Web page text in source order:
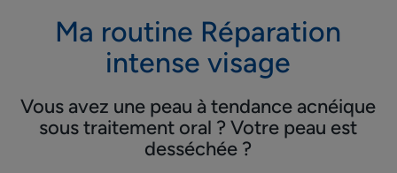
Ma routine Réparation
intense visage
Vous avez une peau à tendance acnéique
sous traitement oral ? Votre peau est
desséchée ?